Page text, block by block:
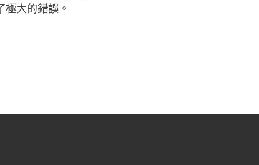
大的錯誤。